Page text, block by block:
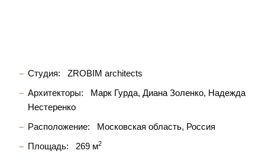
Студия:
ZROBIM architects
Архитекторы:
Марк Гурда Диана Золенко Надежда
Нестеренко
Расположение:
Московская область, Россия
Площадь:
269 м2